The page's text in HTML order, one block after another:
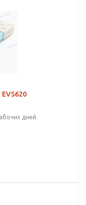
дней.